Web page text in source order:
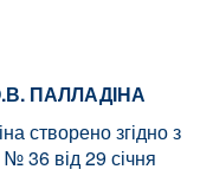
ПАЛЛАДІНА
створено згідно з
36 від 29 січня